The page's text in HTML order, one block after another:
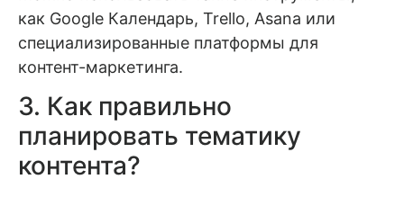
как Google Календарь, Trello, Asana или
специализированные платформы для
контент-маркетинга.
3. Как правильно
планировать тематику
контента?